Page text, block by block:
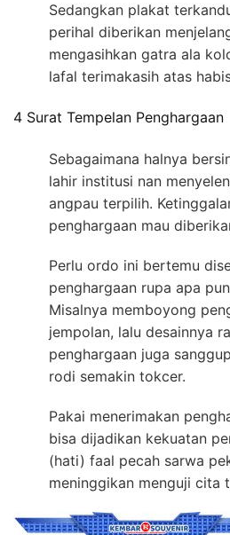
Sedangkan plakat
perihal diberikan
mengasihkan gatra ala
lafal terimakasih atas
4 Surat Tempelan Penghargaan
Sebagaimana halnya
lahir institusi nan
angpau terpilih.
penghargaan mau
Perlu ordo ini bertemu
penghargaan rupa apa
Misalnya memboyong
jempolan, lalu desainnya
penghargaan juga
rodi semakin tokcer.
Pakai menerimakan
bisa dijadikan kekuatan
(hati) faal pecah sarwa
meninggikan menguji cita